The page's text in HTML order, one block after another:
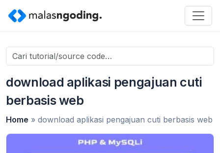
Search
for:
download aplikasi pengajuan cuti
berbasis web
Home » download aplikasi pengajuan cuti berbasis web